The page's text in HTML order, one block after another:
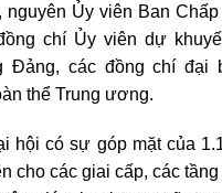
Ủy viên Ban
chí Ủy viên dự
Đảng, các đồng chí đại
thể Trung ương.
hội có sự góp mặt của
cho các giai cấp, các